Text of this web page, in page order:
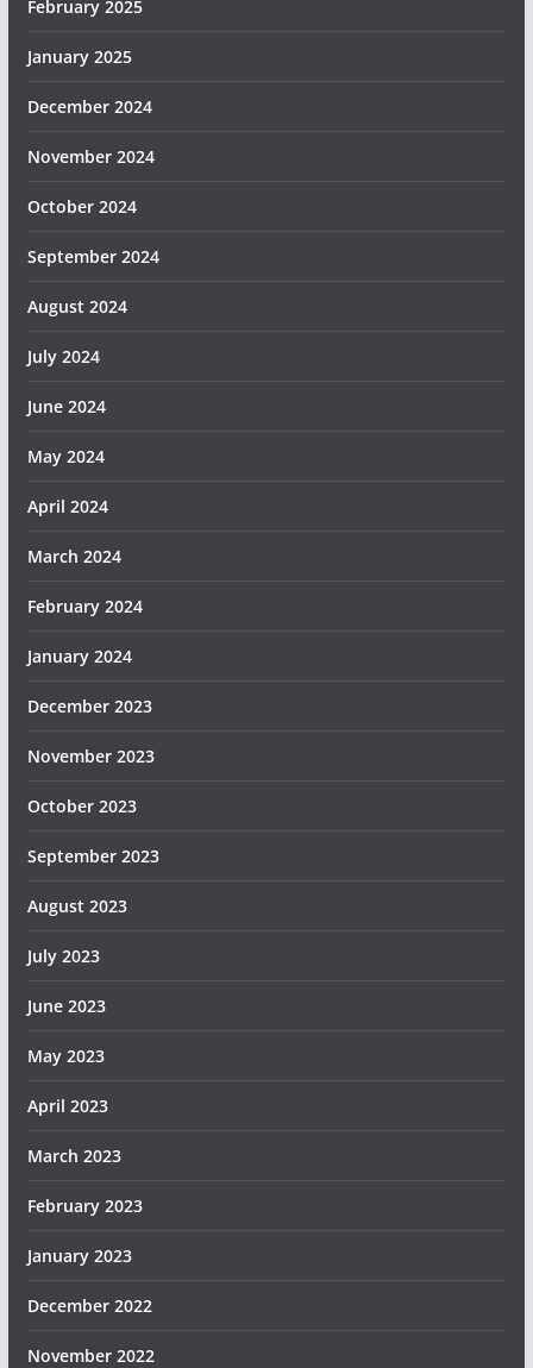
February 2025
January 2025
December 2024
November 2024
October 2024
September 2024
August 2024
July 2024
June 2024
May 2024
April 2024
March 2024
February 2024
January 2024
December 2023
November 2023
October 2023
September 2023
August 2023
July 2023
June 2023
May 2023
April 2023
March 2023
February 2023
January 2023
December 2022
November 2022